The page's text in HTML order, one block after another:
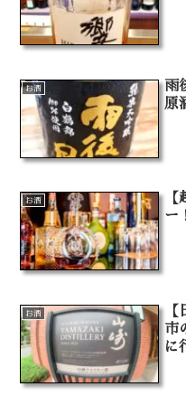
お酒
雨
原
お酒
ー
お酒
市
に